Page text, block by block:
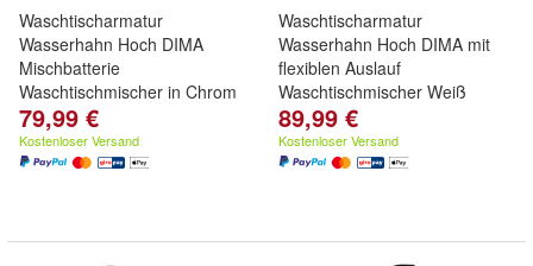
Waschtischarmatur
Wasserhahn Hoch DIMA
Mischbatterie
Waschtischmischer in Chrom
79,99 €
Kostenloser Versand
Waschtischarmatur
Wasserhahn Hoch DIMA mit
flexiblen Auslauf
Waschtischmischer Weiß
89,99 €
Kostenloser Versand